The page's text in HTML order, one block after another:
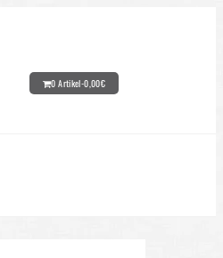
0 Artikel-0,00€